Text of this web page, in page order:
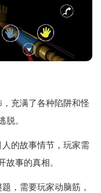
充满了各种陷阱和怪
脱。
的故事情节，玩家需
故事的真相。
，需要玩家动脑筋，